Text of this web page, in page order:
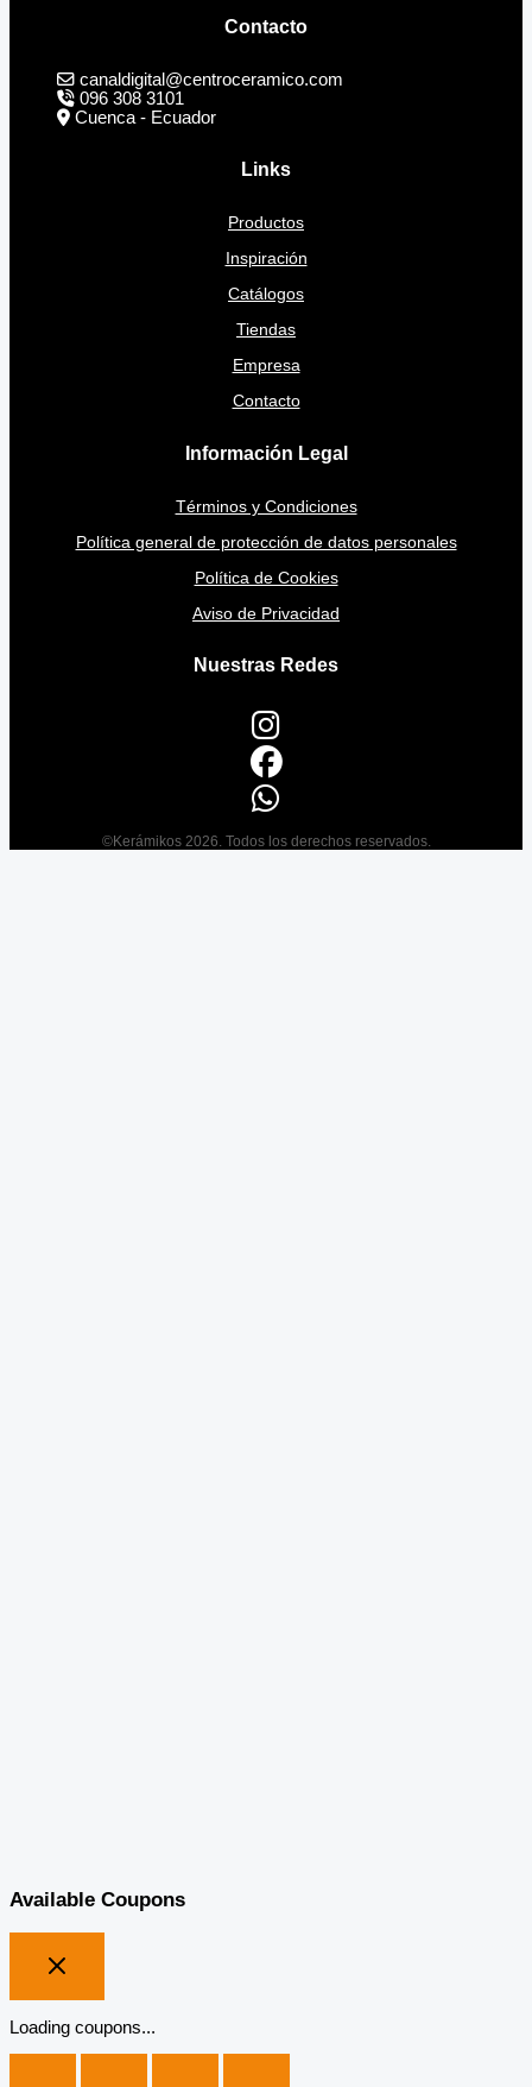
Contacto
canaldigital@centroceramico.com
096 308 3101
Cuenca - Ecuador
Links
Productos
Inspiración
Catálogos
Tiendas
Empresa
Contacto
Información Legal
Términos y Condiciones
Política general de protección de datos personales
Política de Cookies
Aviso de Privacidad
Nuestras Redes
©Kerámikos 2026. Todos los derechos reservados.
Available Coupons
Loading coupons...